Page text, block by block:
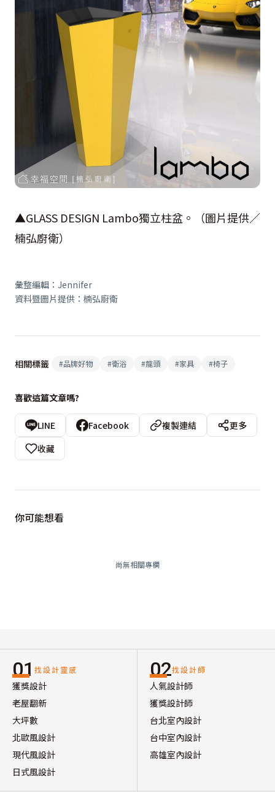
▲GLASS DESIGN Lambo獨立柱盆。（圖片提供／
楠弘廚衛）
彙整編輯：Jennifer
資料暨圖片提供：楠弘廚衛
相關標籤 #品牌好物 #衛浴 #龍頭 #家具 #椅子
喜歡這篇文章嗎?
LINE Facebook 複製連結
更多
收藏
你可能想看
尚無相關專欄
01 找設計靈感
獲獎設計
老屋翻新
大坪數
北歐風設計
現代風設計
日式風設計
02找設計師
人氣設計師
獲獎設計師
台北室內設計
台中室內設計
高雄室內設計